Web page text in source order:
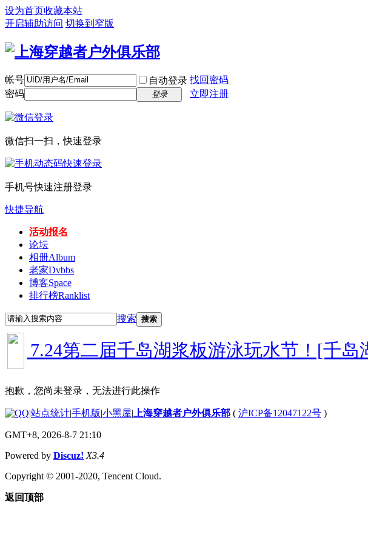
设为首页收藏本站
开启辅助访问 切换到窄版
帐号 自动登录 找回密码
密码
登录 立即注册
微信扫一扫，快速登录
手机号快速注册登录
快捷导航
活动报名
论坛
相册Album
老家Dvbbs
博客Space
排行榜Ranklist
搜索 搜索
]7.24第二届千岛湖浆板游泳玩水节！[千岛
抱歉，您尚未登录，无法进行此操作
|站点统计|手机版|小黑屋| 上海穿越者户外俱乐部 ( 沪ICP备12047122号 )
GMT+8, 2026-8-7 21:10
Powered by Discuz! X3.4
Copyright © 2001-2020, Tencent Cloud.
返回顶部